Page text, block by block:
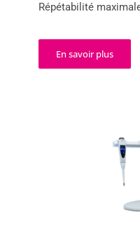
Répétabilité
En savoir plus